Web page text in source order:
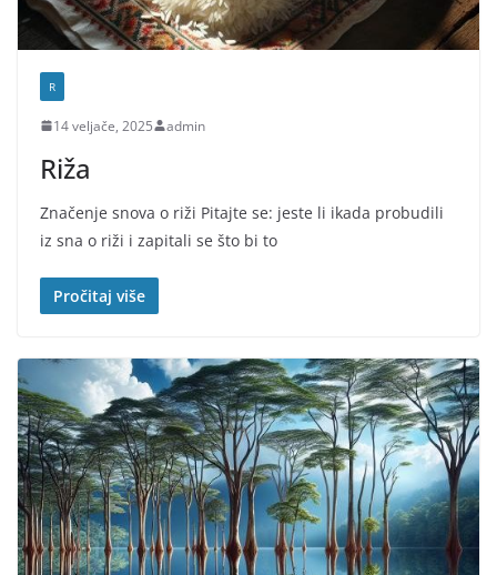
R
14 veljače, 2025 admin
Riža
Značenje snova o riži Pitajte se: jeste li ikada probudili
iz sna o riži i zapitali se što bi to
Pročitaj više